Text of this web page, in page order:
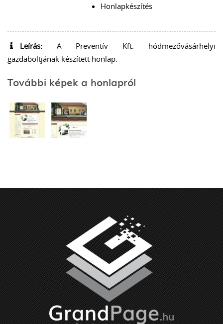
Honlapkészítés
Leírás:A Preventív Kft. hódmezővásárhelyi
gazdaboltjának készített honlap.
További képek a honlapról